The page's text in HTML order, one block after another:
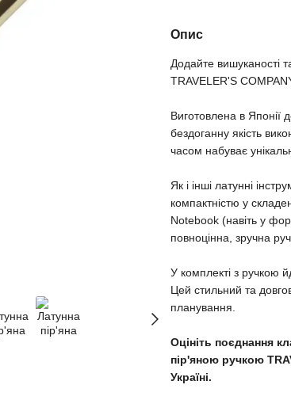
Опис
Додайте вишуканості
TRAVELER'S
Виготовлена в Японії
бездоганну якість
часом набуває
Як і інші латунні
компактністю у
Notebook (навіть у
повноцінна, зручна
У комплекті з ручкою
Цей стильний та
планування.
Оцініть поєднання
пір'яною ручкою
Україні.